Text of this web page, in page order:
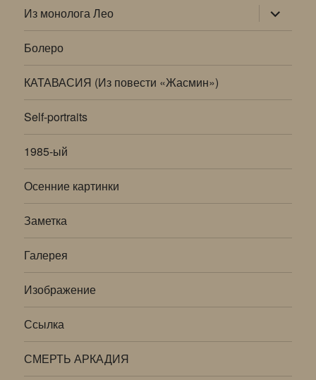
Из монолога Лео раскрыть
дочернее
меню
Болеро
КАТАВАСИЯ (Из повести «Жасмин»)
Self-portraits
1985-ый
Осенние картинки
Заметка
Галерея
Изображение
Ссылка
СМЕРТЬ АРКАДИЯ